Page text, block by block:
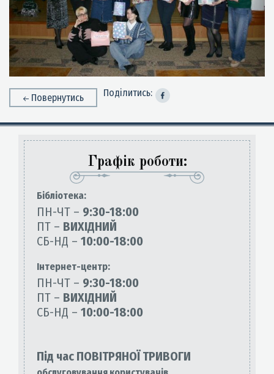
Повернутись Поділитись:
Графік роботи:
Бiблiотека:
ПН-ЧТ – 9:30-18:00
ПТ – ВИХІДНИЙ
СБ-НД – 10:00-18:00
Інтернет-центр:
ПН-ЧТ – 9:30-18:00
ПТ – ВИХІДНИЙ
СБ-НД – 10:00-18:00
Під час ПОВІТРЯНОЇ ТРИВОГИ